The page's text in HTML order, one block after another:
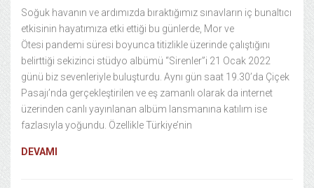
Soğuk havanın ve ardımızda bıraktığımız sınavların iç bunaltıcı
etkisinin hayatımıza etki ettiği bu günlerde, Mor ve
Ötesi pandemi süresi boyunca titizlikle üzerinde çalıştığını
belirttiği sekizinci stüdyo albümü “Sirenler”i 21 Ocak 2022
günü biz sevenleriyle buluşturdu. Aynı gün saat 19.30’da Çiçek
Pasajı’nda gerçekleştirilen ve eş zamanlı olarak da internet
üzerinden canlı yayınlanan albüm lansmanına katılım ise
fazlasıyla yoğundu. Özellikle Türkiye’nin
DEVAMI